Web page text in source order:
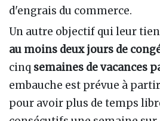
d'engrais du commerce.
Un autre objectif qui leur
au moins deux jours de
cinq semaines de vacances
embauche est prévue à
pour avoir plus de temps